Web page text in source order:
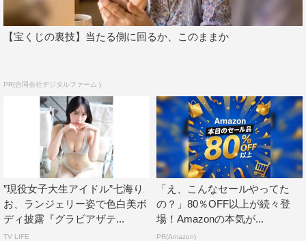
【宝くじの裏技】当たる側に回るか、このままか
PR(合同会社デジタルファーム )
”現役女子大生アイドル”七海り
お、ランジェリー姿で色白美ボ
ディ披露『グラビアザテ...
TV LIFE
「え、こんなセールやってた
の？」80％OFF以上が続々登
場！Amazonの本気が...
PR(Amazon)